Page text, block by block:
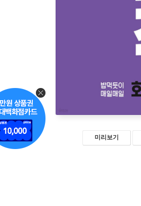
미리보기